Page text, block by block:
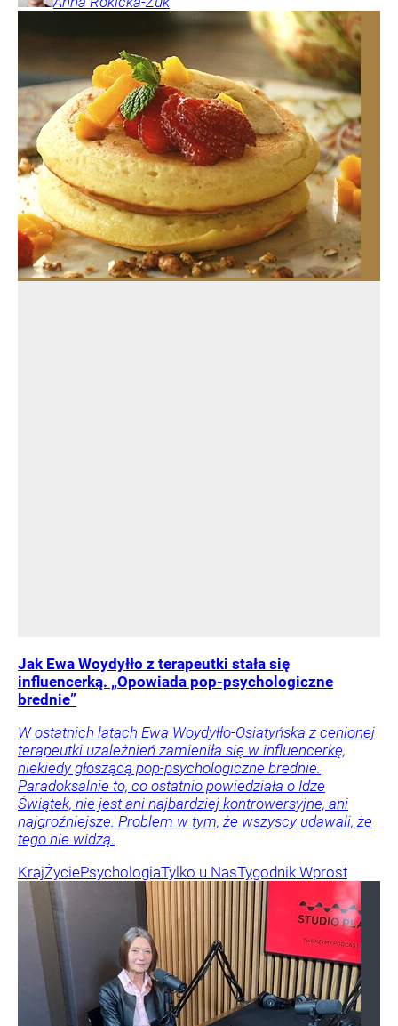
Jak Ewa Woydyłło z terapeutki stała się
influencerką. „Opowiada pop-psychologiczne
brednie”
W ostatnich latach Ewa Woydyłło-Osiatyńska z cenionej
terapeutki uzależnień zamieniła się w influencerkę,
niekiedy głoszącą pop-psychologiczne brednie.
Paradoksalnie to, co ostatnio powiedziała o Idze
Świątek, nie jest ani najbardziej kontrowersyjne, ani
najgroźniejsze. Problem w tym, że wszyscy udawali, że
tego nie widzą.
KrajŻyciePsychologiaTylko u NasTygodnik Wprost